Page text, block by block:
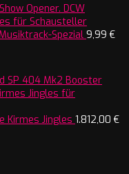
Spezial 9,99 €
Kirmes Jingles 1.812,00 €